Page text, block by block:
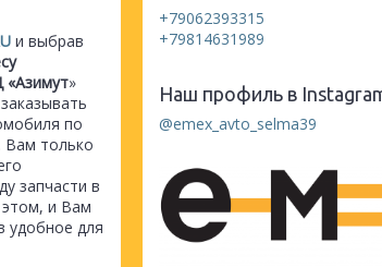
и выбрав
«Азимут»
по
Вам только
запчасти в
и Вам
удобное для
+79062393315
+79814631989
Наш профиль в
@emex_avto_selma39